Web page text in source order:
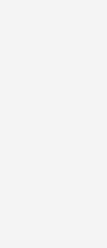
für